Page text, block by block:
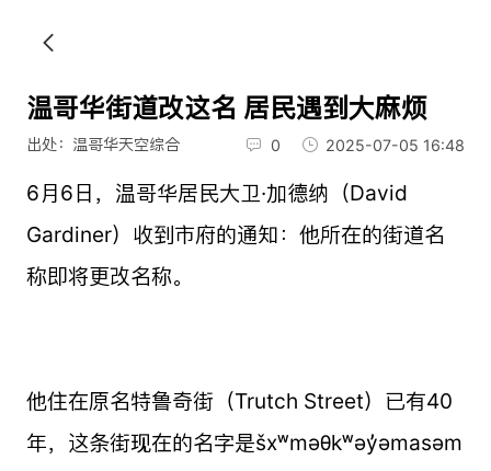
温哥华街道改这名 居民遇到大麻烦
出处：温哥华天空综合 0 2025-07-05 16:48
6月6日，温哥华居民大卫·加德纳（David
Gardiner）收到市府的通知：他所在的街道名
称即将更改名称。
他住在原名特鲁奇街（Trutch Street）已有40
年，这条街现在的名字是šxʷməθkʷəy̓əmasəm